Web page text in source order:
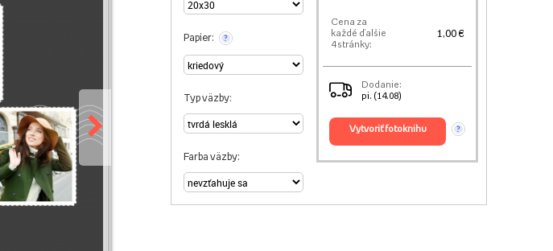
Papier: ?
Typ väzby:
Farba väzby:
Cena za
každé ďalšie
4 stránky:
1,00 €
Dodanie:
pi. (14.08)
vytvoriť fotoknihu ?